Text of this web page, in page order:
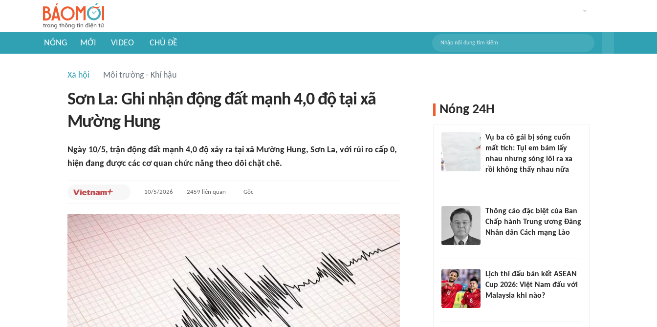
NÓNG MỚI VIDEO CHỦ ĐỀ
Xã hội Môi trường - Khí hậu
Sơn La: Ghi nhận động đất mạnh 4,0 độ tại xã
Mường Hung
Ngày 10/5, trận động đất mạnh 4,0 độ xảy ra tại xã Mường Hung, Sơn La, với rủi ro cấp 0,
hiện đang được các cơ quan chức năng theo dõi chặt chẽ.
10/5/2026 2459 liên quan Gốc
Nóng 24H
Vụ ba cô gái bị sóng cuốn
mất tích: Tụi em bám lấy
nhau nhưng sóng lôi ra xa
rồi không thấy nhau nữa
Thông cáo đặc biệt của Ban
Chấp hành Trung ương Đảng
Nhân dân Cách mạng Lào
Lịch thi đấu bán kết ASEAN
Cup 2026: Việt Nam đấu với
Malaysia khi nào?